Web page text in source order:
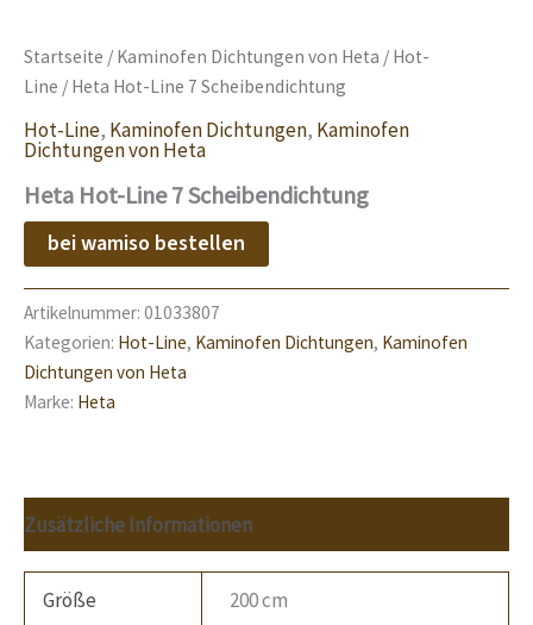
Startseite / Kaminofen Dichtungen von Heta / Hot-
Line / Heta Hot-Line 7 Scheibendichtung
Hot-Line, Kaminofen Dichtungen, Kaminofen
Dichtungen von Heta
Heta Hot-Line 7 Scheibendichtung
bei wamiso bestellen
Artikelnummer: 01033807
Kategorien: Hot-Line, Kaminofen Dichtungen, Kaminofen
Dichtungen von Heta
Marke: Heta
Zusätzliche Informationen
Größe 200 cm